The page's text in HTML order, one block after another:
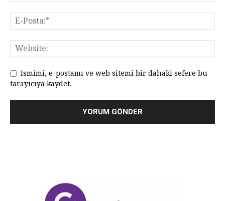
Ismimi, e-postamı ve web sitemi bir dahaki sefere bu
tarayıcıya kaydet.